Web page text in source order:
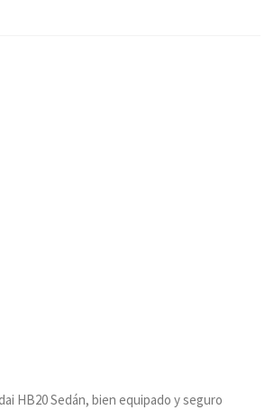
HB20 Sedán, bien equipado y seguro